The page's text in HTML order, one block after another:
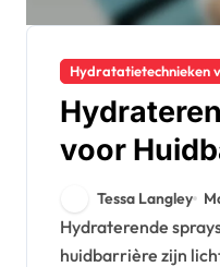
Hydratatietechnieken
voor
Tessa Langley
Hydraterende sprays voor het herstellen van de
huidbarrière zijn